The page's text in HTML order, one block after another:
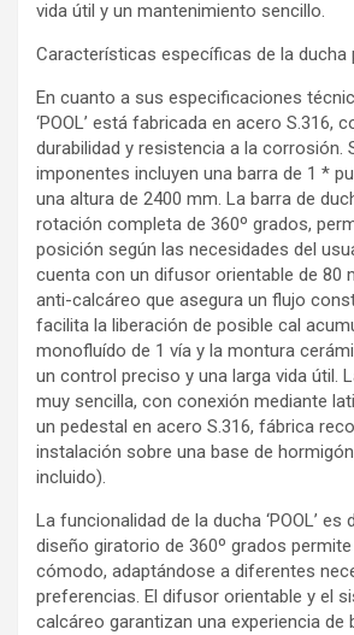
vida útil y un mantenimiento sencillo.
Características específicas de la ducha
En cuanto a sus especificaciones
‘POOL’ está fabricada en acero S.316,
durabilidad y resistencia a la corrosión.
imponentes incluyen una barra de 1 *
una altura de 2400 mm. La barra de
rotación completa de 360º grados,
posición según las necesidades del
cuenta con un difusor orientable de 80
anti-calcáreo que asegura un flujo
facilita la liberación de posible cal
monofluído de 1 vía y la montura
un control preciso y una larga vida útil.
muy sencilla, con conexión mediante
un pedestal en acero S.316, fábrica
instalación sobre una base de
incluido).
La funcionalidad de la ducha ‘POOL’ es
diseño giratorio de 360º grados
cómodo, adaptándose a diferentes
preferencias. El difusor orientable y el
calcáreo garantizan una experiencia de